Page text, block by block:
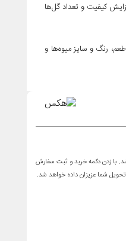
کیفیت و تعداد گل‌ها
رنگ و سایز میوه‌ها و
با زدن دکمه خرید و ثبت سفارش
شما عزیزان داده خواهد شد.